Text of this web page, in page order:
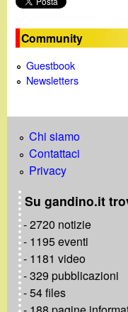
Community
Guestbook
Newsletters
Chi siamo
Contattaci
Privacy
Su gandino.it
- 2720 notizie
- 1195 eventi
- 1181 video
- 329 pubblicazioni
- 54 files